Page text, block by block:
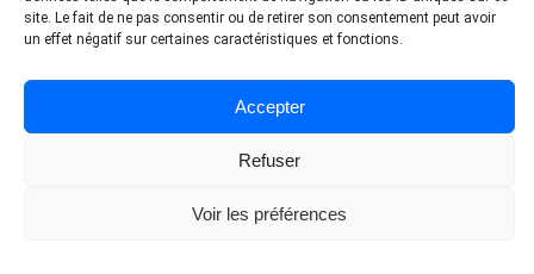
site. Le fait de ne pas consentir ou de retirer son consentement peut avoir
un effet négatif sur certaines caractéristiques et fonctions.
Accepter
Refuser
Voir les préférences
© Tous droits réservés - Collège Alma
Politique de confidentialité